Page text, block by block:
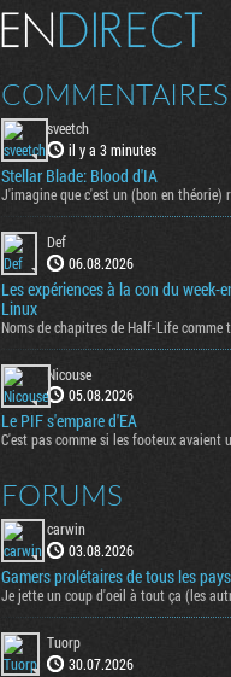
COMMENTAIRES
sveetch
il y a 3 minutes
Stellar Blade: Blood d'IA
J'imagine que c'est un (bon en théorie)
Def
06.08.2026
Les expériences à la con du week-
Linux
Noms de chapitres de Half-Life comme
Nicouse
05.08.2026
Le PIF s'empare d'EA
C'est pas comme si les footeux avaient
FORUMS
carwin
03.08.2026
Gamers prolétaires de tous les
Je jette un coup d'oeil à tout ça (les
Tuorp
30.07.2026